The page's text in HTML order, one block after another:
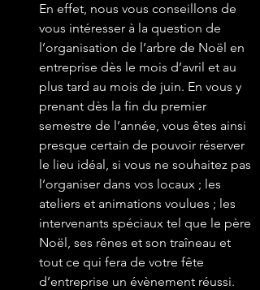
En effet, nous vous conseillons de
vous intéresser à la question de
l’organisation de l’arbre de Noël en
entreprise dès le mois d’avril et au
plus tard au mois de juin. En vous y
prenant dès la fin du premier
semestre de l’année, vous êtes ainsi
presque certain de pouvoir réserver
le lieu idéal, si vous ne souhaitez pas
l’organiser dans vos locaux ; les
ateliers et animations voulues ; les
intervenants spéciaux tel que le père
Noël, ses rênes et son traîneau et
tout ce qui fera de votre fête
d’entreprise un évènement réussi.